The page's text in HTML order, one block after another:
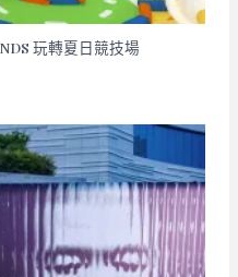
玩轉夏日競技場